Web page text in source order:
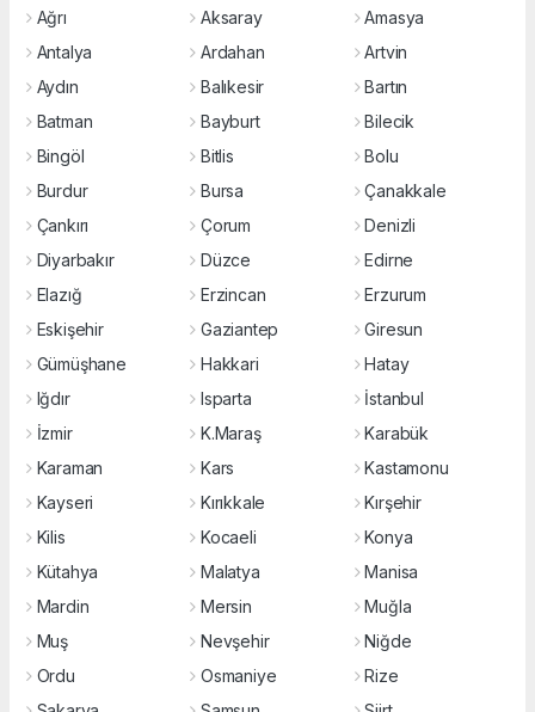
Ağrı
Aksaray
Amasya
Antalya
Ardahan
Artvin
Aydın
Balıkesir
Bartın
Batman
Bayburt
Bilecik
Bingöl
Bitlis
Bolu
Burdur
Bursa
Çanakkale
Çankırı
Çorum
Denizli
Diyarbakır
Düzce
Edirne
Elazığ
Erzincan
Erzurum
Eskişehir
Gaziantep
Giresun
Gümüşhane
Hakkari
Hatay
Iğdır
Isparta
İstanbul
İzmir
K.Maraş
Karabük
Karaman
Kars
Kastamonu
Kayseri
Kırıkkale
Kırşehir
Kilis
Kocaeli
Konya
Kütahya
Malatya
Manisa
Mardin
Mersin
Muğla
Muş
Nevşehir
Niğde
Ordu
Osmaniye
Rize